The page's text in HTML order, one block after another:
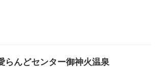
らんどセンター御神火温泉